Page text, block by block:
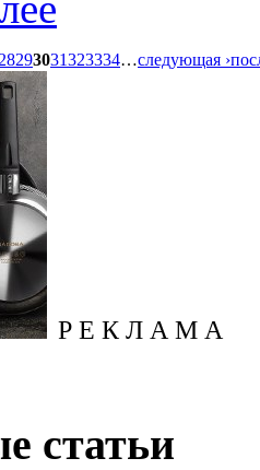
28293031323334…следующая ›
Р Е К Л А М А
статьи